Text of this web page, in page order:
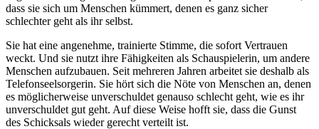
dass sie sich um Menschen kümmert, denen es ganz sicher
schlechter geht als ihr selbst.
Sie hat eine angenehme, trainierte Stimme, die sofort Vertrauen
weckt. Und sie nutzt ihre Fähigkeiten als Schauspielerin, um andere
Menschen aufzubauen. Seit mehreren Jahren arbeitet sie deshalb als
Telefonseelsorgerin. Sie hört sich die Nöte von Menschen an, denen
es möglicherweise unverschuldet genauso schlecht geht, wie es ihr
unverschuldet gut geht. Auf diese Weise hofft sie, dass die Gunst
des Schicksals wieder gerecht verteilt ist.